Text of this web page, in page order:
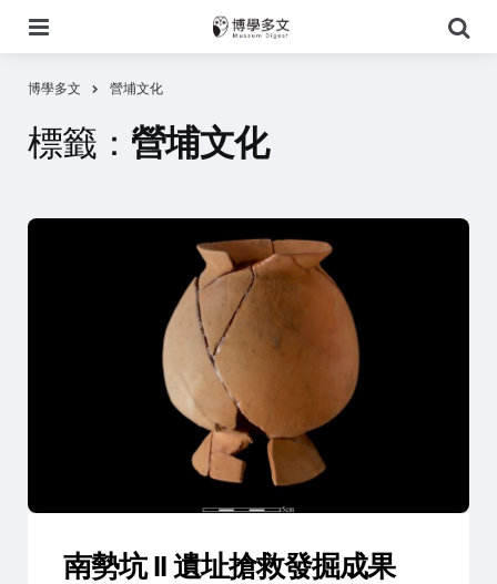
尋
博學多文 營埔文化
標籤： 營埔文化
南勢坑 II 遺址搶救發掘成果